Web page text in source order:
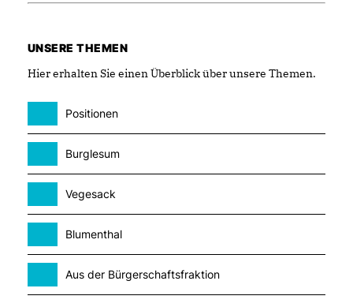
UNSERE THEMEN
Hier erhalten Sie einen Überblick über unsere Themen.
Positionen
Burglesum
Vegesack
Blumenthal
Aus der Bürgerschaftsfraktion